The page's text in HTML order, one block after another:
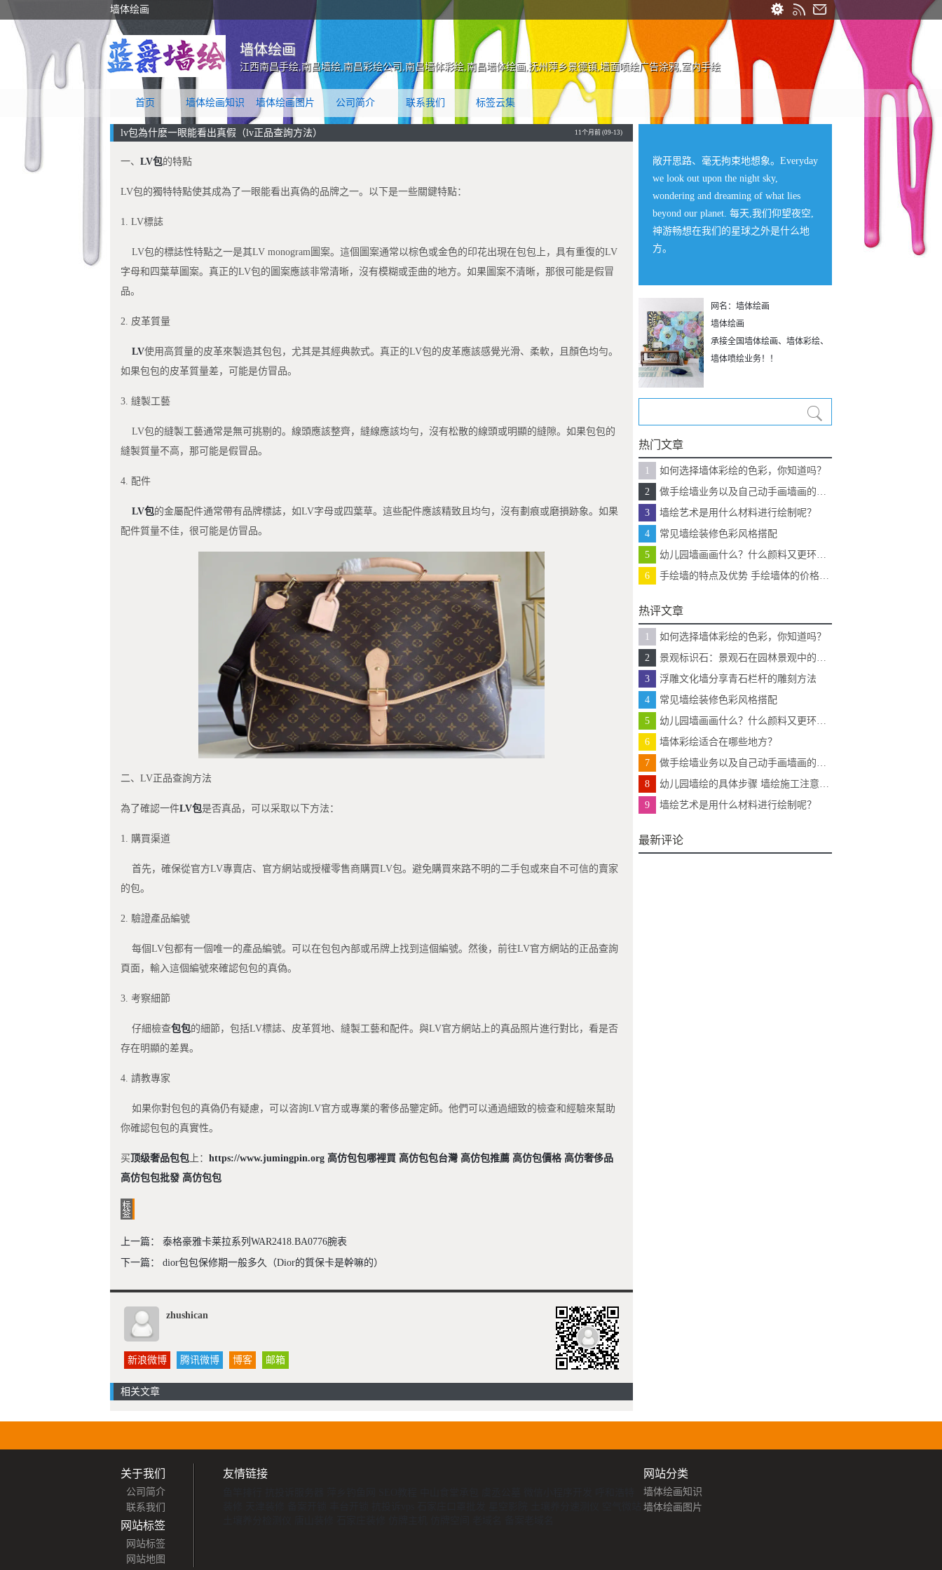
墙体绘画
墙体绘画
江西南昌手绘,南昌墙绘,南昌彩绘公司,南昌墙体彩绘,南昌墙体绘画,抚州萍乡景德镇,墙面喷绘广告涂鸦,室内手绘
首页 墙体绘画知识 墙体绘画图片 公司简介 联系我们 标签云集
​lv包為什麽一眼能看出真假（lv正品查詢方法） 11个月前 (09-13)
一、 LV包的特點
LV包的獨特特點使其成為了一眼能看出真偽的品牌之一。以下是一些關鍵特點：
1. LV標誌
LV包的標誌性特點之一是其LV monogram圖案。這個圖案通常以棕色或金色的印花出現在包包上，具有重復的LV
字母和四葉草圖案。真正的LV包的圖案應該非常清晰，沒有模糊或歪曲的地方。如果圖案不清晰，那很可能是假冒
品。
2. 皮革質量
LV使用高質量的皮革來製造其包包，尤其是其經典款式。真正的LV包的皮革應該感覺光滑、柔軟，且顏色均勻。
如果包包的皮革質量差，可能是仿冒品。
3. 縫製工藝
LV包的縫製工藝通常是無可挑剔的。線頭應該整齊，縫線應該均勻，沒有松散的線頭或明顯的縫隙。如果包包的
縫製質量不高，那可能是假冒品。
4. 配件
LV包的金屬配件通常帶有品牌標誌，如LV字母或四葉草。這些配件應該精致且均勻，沒有劃痕或磨損跡象。如果
配件質量不佳，很可能是仿冒品。
二、LV正品查詢方法
為了確認一件LV包是否真品，可以采取以下方法：
1. 購買渠道
首先，確保從官方LV專賣店、官方網站或授權零售商購買LV包。避免購買來路不明的二手包或來自不可信的賣家
的包。
2. 驗證產品編號
每個LV包都有一個唯一的產品編號。可以在包包內部或吊牌上找到這個編號。然後，前往LV官方網站的正品查詢
頁面，輸入這個編號來確認包包的真偽。
3. 考察細節
仔細檢查包包的細節，包括LV標誌、皮革質地、縫製工藝和配件。與LV官方網站上的真品照片進行對比，看是否
存在明顯的差異。
4. 請教專家
如果你對包包的真偽仍有疑慮，可以咨詢LV官方或專業的奢侈品鑒定師。他們可以通過細致的檢查和經驗來幫助
你確認包包的真實性。
买顶级奢品包包上： https://www.jumingpin.org 高仿包包哪裡買 高仿包包台灣 高仿包推薦 高仿包價格 高仿奢侈品
高仿包包批發 高仿包包
上一篇：
泰格豪雅卡莱拉系列WAR2418.BA0776腕表
下一篇：
dior包包保修期一般多久（Dior的質保卡是幹嘛的）
zhushican
新浪微博 腾讯微博 博客 邮箱
相关文章
敞开思路、毫无拘束地想象。Everyday
we look out upon the night sky,
wondering and dreaming of what lies
beyond our planet. 每天,我们仰望夜空,
神游畅想在我们的星球之外是什么地
方。
网名：墙体绘画
墙体绘画
承接全国墙体绘画、墙体彩绘、
墙体喷绘业务！！
热门文章
1
如何选择墙体彩绘的色彩，你知道吗？
2
做手绘墙业务以及自己动手画墙画的注意了
3
墙绘艺术是用什么材料进行绘制呢？
4
常见墙绘装修色彩风格搭配
5
幼儿园墙画画什么？什么颜料又更环保？
6
手绘墙的特点及优势 手绘墙体的价格优势
热评文章
1
如何选择墙体彩绘的色彩，你知道吗？
2
景观标识石：景观石在园林景观中的常见应用
3
浮雕文化墙分享青石栏杆的雕刻方法
4
常见墙绘装修色彩风格搭配
5
幼儿园墙画画什么？什么颜料又更环保？
6
墙体彩绘适合在哪些地方？
7
做手绘墙业务以及自己动手画墙画的注意了
8
幼儿园墙绘的具体步骤 墙绘施工注意事项有哪些
9
墙绘艺术是用什么材料进行绘制呢？
最新评论
关于我们
公司简介
联系我们
网站标签
网站标签
网站地图
友情链接 网站分类
墙体绘画知识
墙体绘画图片